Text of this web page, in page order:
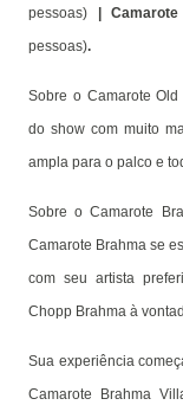
pessoas) |
pessoas).
Sobre o Camarote
do show com muito
ampla para o palco e
Sobre o Camarote
Camarote Brahma se
com seu artista
Chopp Brahma à
Sua experiência
Camarote Brahma